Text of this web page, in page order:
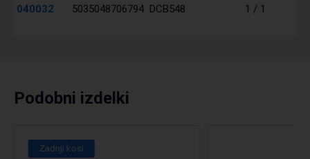
040032 5035048706794 DCB548 1 / 1
Podobni izdelki
Zadnji kosi